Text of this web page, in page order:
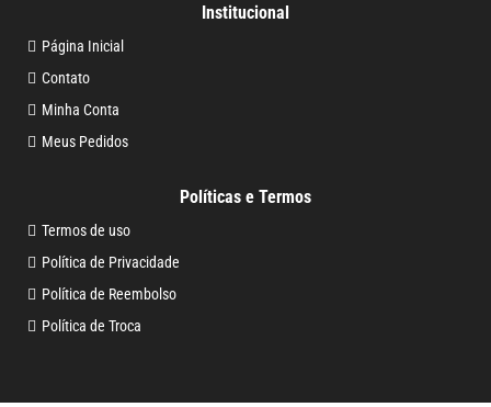
Institucional
Página Inicial
Contato
Minha Conta
Meus Pedidos
Políticas e Termos
Termos de uso
Política de Privacidade
Política de Reembolso
Política de Troca